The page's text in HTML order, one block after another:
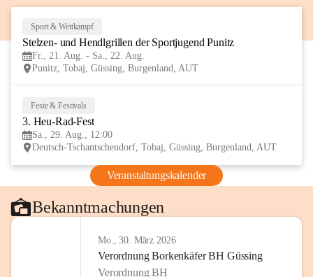
Sport & Wettkampf
Stelzen- und Hendlgrillen der Sportjugend Punitz
Fr., 21. Aug. - Sa., 22. Aug.
Punitz, Tobaj, Güssing, Burgenland, AUT
Feste & Festivals
3. Heu-Rad-Fest
Sa., 29. Aug., 12:00
Deutsch-Tschantschendorf, Tobaj, Güssing, Burgenland, AUT
Veranstaltungskalender
Bekanntmachungen
Mo., 30. März 2026
Verordnung Borkenkäfer BH Güssing
Verordnung BH